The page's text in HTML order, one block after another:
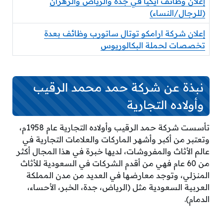
(للرجال/النساء)
إعلان شركة ارامكو توتال ساتورب وظائف بعدة
تخصصات لحملة البكالوريوس
نبذة عن شركة حمد محمد الرقيب
وأولاده التجارية
تأسست شركة حمد الرقيب وأولاده التجارية عام 1958م،
وتعتبر من أكبر وأشهر الماركات والعلامات التجارية في
عالم الأثاث والمفروشات، لديها خبرة في هذا المجال أكثر
من 60 عام فهي من أقدم الشركات في السعودية للأثاث
المنزلي، وتوجد معارضها في العديد من مدن المملكة
العربية السعودية مثل (الرياض، جدة، الخبر، الأحساء،
الدمام).